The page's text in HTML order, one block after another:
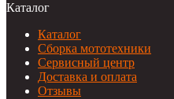
Каталог
Каталог
Сборка мототехники
Сервисный центр
Доставка и оплата
Отзывы